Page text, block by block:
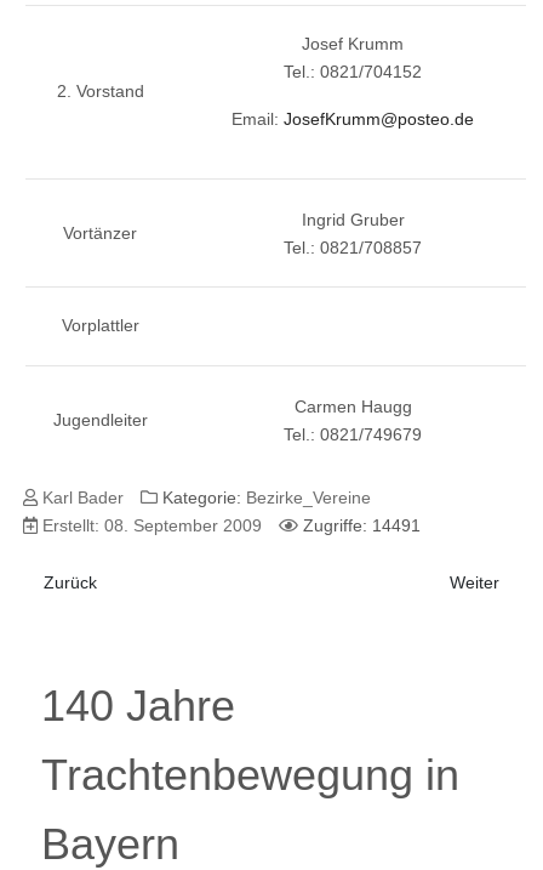
2. Vorstand
Josef Krumm
Tel.: 0821/704152
Email:JosefKrumm@posteo.de
Vortänzer
Ingrid Gruber
Tel.: 0821/708857
Vorplattler
Jugendleiter
Carmen Haugg
Tel.: 0821/749679
Karl Bader Kategorie: Bezirke_Vereine
Erstellt: 08. September 2009
Zugriffe: 14491
Vorheriger Beitrag: Haunstetten
Zurück Nächster
Weiter
140 Jahre
Trachtenbewegung in
Bayern